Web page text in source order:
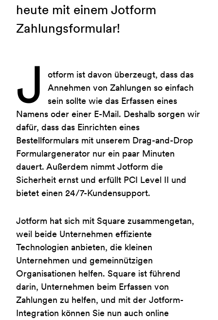
heute mit einem Jotform
Zahlungsformular!
J
otform ist davon überzeugt, dass das
Annehmen von Zahlungen so einfach
sein sollte wie das Erfassen eines
Namens oder einer E-Mail. Deshalb sorgen wir
dafür, dass das Einrichten eines
Bestellformulars mit unserem Drag-and-Drop
Formulargenerator nur ein paar Minuten
dauert. Außerdem nimmt Jotform die
Sicherheit ernst und erfüllt PCI Level II und
bietet einen 24/7-Kundensupport.
Jotform hat sich mit Square zusammengetan,
weil beide Unternehmen effiziente
Technologien anbieten, die kleinen
Unternehmen und gemeinnützigen
Organisationen helfen. Square ist führend
darin, Unternehmen beim Erfassen von
Zahlungen zu helfen, und mit der Jotform-
Integration können Sie nun auch online